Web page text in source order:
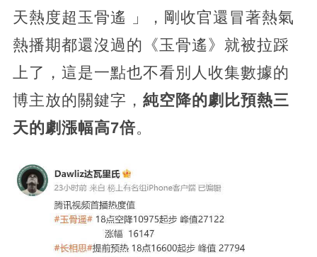
天熱度超玉骨遙 」，剛收官還冒著熱氣
熱播期都還沒過的《玉骨遙》就被拉踩
上了，這是一點也不看別人收集數據的
博主放的關鍵字， 純空降的劇比預熱三
天的劇漲幅高7倍。